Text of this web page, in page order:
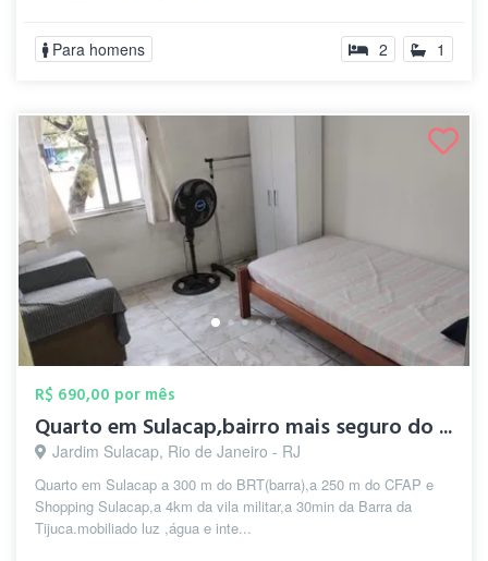
Para homens 2 1
R$ 690,00 por mês
Quarto em Sulacap,bairro mais seguro do ...
Jardim Sulacap, Rio de Janeiro - RJ
Quarto em Sulacap a 300 m do BRT(barra),a 250 m do CFAP e
Shopping Sulacap,a 4km da vila militar,a 30min da Barra da
Tijuca.mobiliado luz ,água e inte...